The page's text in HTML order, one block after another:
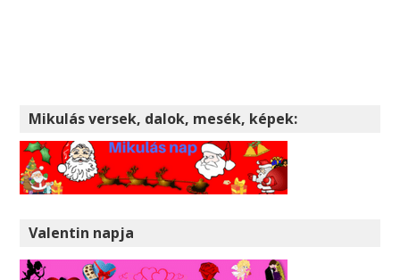
Mikulás versek, dalok, mesék, képek:
Valentin napja